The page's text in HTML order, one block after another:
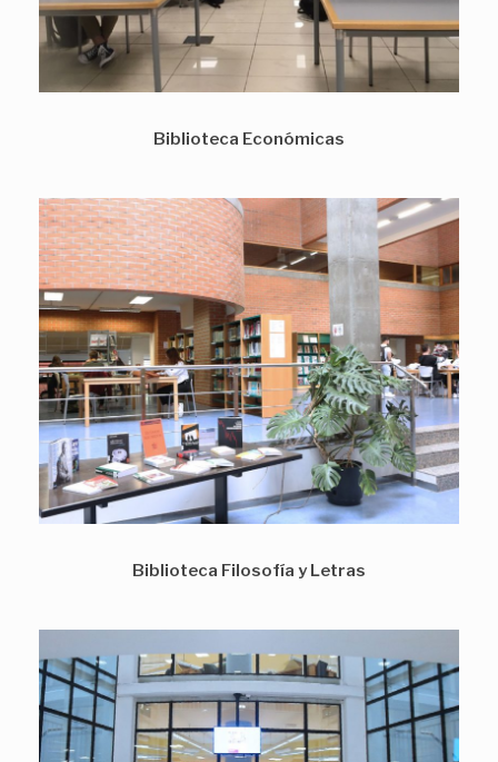
Biblioteca Económicas
Biblioteca Filosofía y Letras